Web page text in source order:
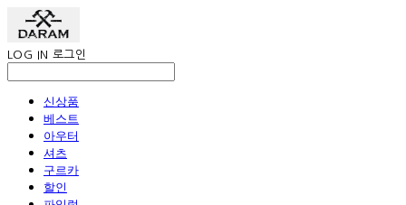
LOG IN 로그인
신상품
베스트
아우터
셔츠
구르카
할인